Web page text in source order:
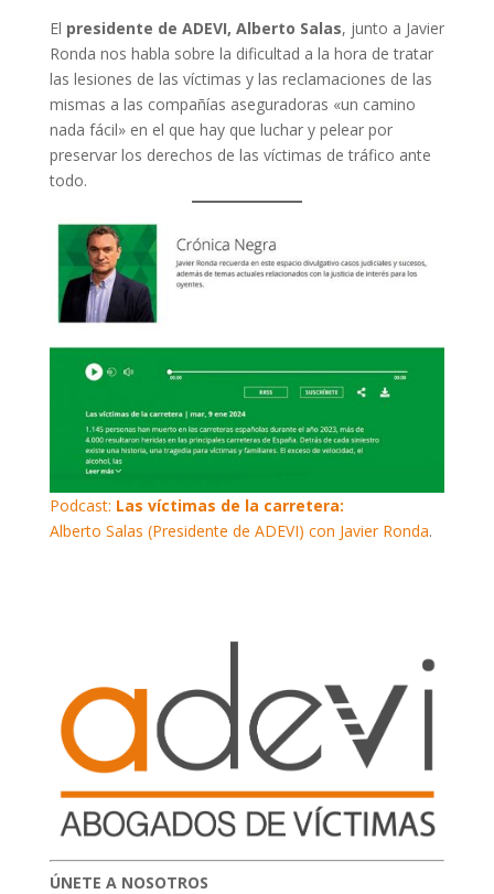
El presidente de ADEVI, Alberto Salas, junto a Javier
Ronda nos habla sobre la dificultad a la hora de tratar
las lesiones de las víctimas y las reclamaciones de las
mismas a las compañías aseguradoras «un camino
nada fácil» en el que hay que luchar y pelear por
preservar los derechos de las víctimas de tráfico ante
todo.
Podcast: Las víctimas de la carretera:
Alberto Salas (Presidente de ADEVI) con Javier Ronda.
ÚNETE A NOSOTROS